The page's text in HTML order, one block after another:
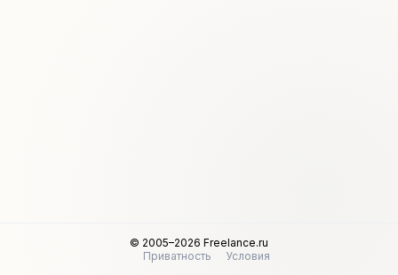
© 2005–2026 Freelance.ru
Приватность
Условия